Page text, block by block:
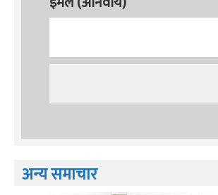
अन्य समाचार